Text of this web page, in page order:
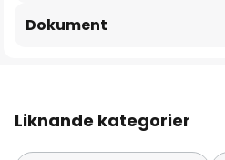
Dokument
Liknande kategorier